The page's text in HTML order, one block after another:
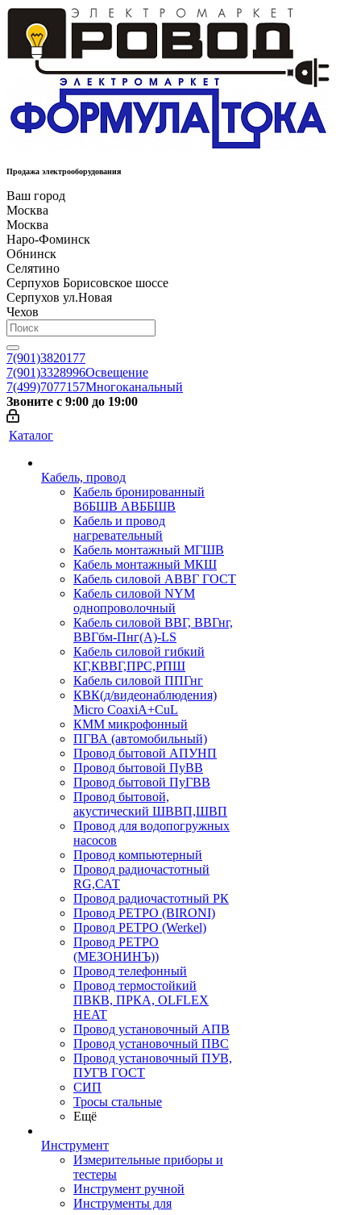
Продажа электрооборудования
Ваш город
Москва
Москва
Наро-Фоминск
Обнинск
Селятино
Серпухов Борисовское шоссе
Серпухов ул.Новая
Чехов
7(901)3820177
7(901)3328996Освещение
7(499)7077157Многоканальный
Звоните с 9:00 до 19:00
Каталог
Кабель, провод
Кабель бронированный
ВбБШВ АВББШВ
Кабель и провод
нагревательный
Кабель монтажный МГШВ
Кабель монтажный МКШ
Кабель силовой АВВГ ГОСТ
Кабель силовой NYM
однопроволочный
Кабель силовой ВВГ, ВВГнг,
ВВГбм-Пнг(А)-LS
Кабель силовой гибкий
КГ,КВВГ,ПРС,РПШ
Кабель силовой ППГнг
КВК(д/видеонаблюдения)
Micro CoaxiA+CuL
КММ микрофонный
ПГВА (автомобильный)
Провод бытовой АПУНП
Провод бытовой ПуВВ
Провод бытовой ПуГВВ
Провод бытовой,
акустический ШВВП,ШВП
Провод для водопогружных
насосов
Провод компьютерный
Провод радиочастотный
RG,САТ
Провод радиочастотный РК
Провод РЕТРО (BIRONI)
Провод РЕТРО (Werkel)
Провод РЕТРО
(МЕЗОНИНЪ))
Провод телефонный
Провод термостойкий
ПВКВ, ПРКА, OLFLEX
HEAT
Провод установочный АПВ
Провод установочный ПВС
Провод установочный ПУВ,
ПУГВ ГОСТ
СИП
Тросы стальные
Ещё
Инструмент
Измерительные приборы и
тестеры
Инструмент ручной
Инструменты для